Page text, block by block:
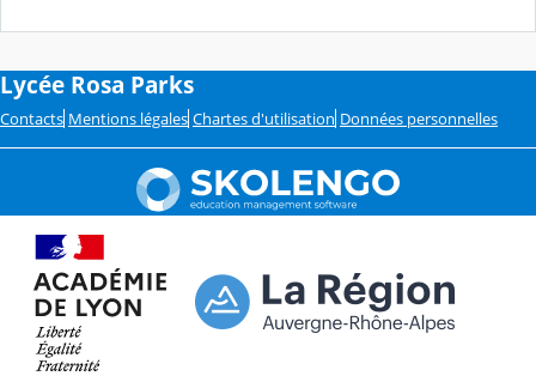
Lycée Rosa Parks
Contacts Mentions légales Chartes d'utilisation Données personnelles